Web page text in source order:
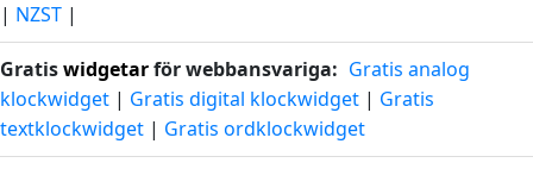
| NZST |
Gratiswidgetarför webbansvariga: Gratis analog
klockwidget | Gratis digital klockwidget | Gratis
textklockwidget | Gratis ordklockwidget